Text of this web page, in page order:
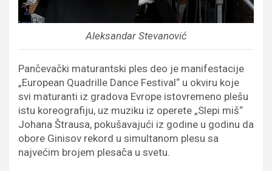
Aleksandar Stevanović
Pančevački maturantski ples deo je manifestacije
„European Quadrille Dance Festival“ u okviru koje
svi maturanti iz gradova Evrope istovremeno plešu
istu koreografiju, uz muziku iz operete „Slepi miš“
Johana Štrausa, pokušavajući iz godine u godinu da
obore Ginisov rekord u simultanom plesu sa
najvećim brojem plesača u svetu.